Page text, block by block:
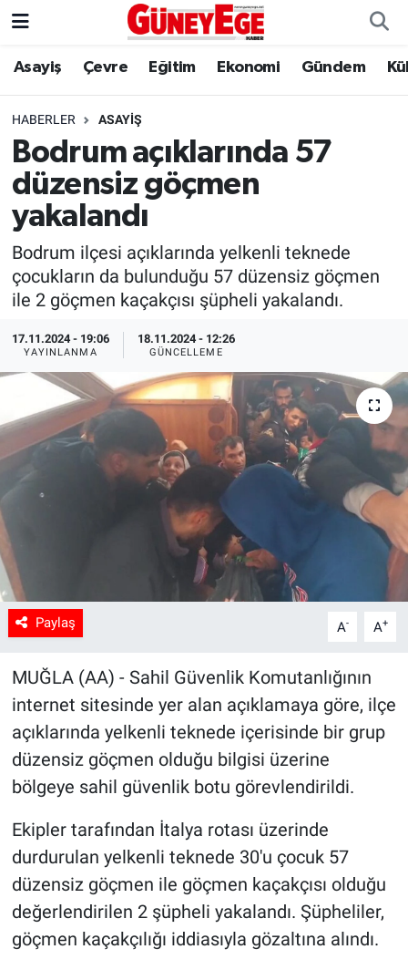
Asayiş Çevre Eğitim Ekonomi Gündem
HABERLER ASAYIŞ
Bodrum açıklarında 57
düzensiz göçmen
yakalandı
Bodrum ilçesi açıklarında yelkenli teknede
çocukların da bulunduğu 57 düzensiz göçmen
ile 2 göçmen kaçakçısı şüpheli yakalandı.
17.11.2024 - 19:06
YAYINLANMA
18.11.2024 - 12:26
GÜNCELLEME
Paylaş A- A+
MUĞLA (AA) - Sahil Güvenlik Komutanlığının
internet sitesinde yer alan açıklamaya göre, ilçe
açıklarında yelkenli teknede içerisinde bir grup
düzensiz göçmen olduğu bilgisi üzerine
bölgeye sahil güvenlik botu görevlendirildi.
Ekipler tarafından İtalya rotası üzerinde
durdurulan yelkenli teknede 30'u çocuk 57
düzensiz göçmen ile göçmen kaçakçısı olduğu
değerlendirilen 2 şüpheli yakalandı. Şüpheliler,
göçmen kaçakçılığı iddiasıyla gözaltına alındı.
Asayiş
Çevre
Eğitim
Ekonomi
Gündem
Kültür Sanat
Magazin
Politika
Sağlık
İstanbul Hava Durumu
İstanbul Trafik Yoğunluk Haritası
Süper Lig Puan Durumu ve Fikstür
Tüm Manşetler
Son Dakika Haberleri
Haber Arşivi